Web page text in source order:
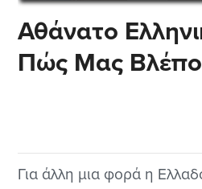
Αθάνατο
Πώς Μας
Για άλλη μια φορά η